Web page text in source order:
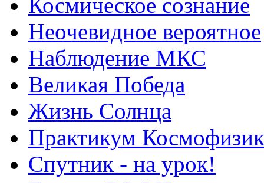
Неочевидное вероятное
Наблюдение МКС
Великая Победа
Жизнь Солнца
Практикум
Спутник - на урок!